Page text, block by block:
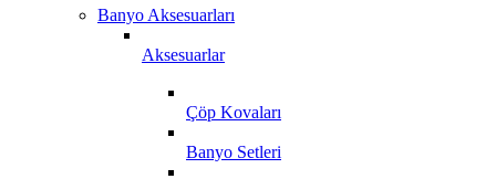
Banyo Aksesuarları
Aksesuarlar
Çöp Kovaları
Banyo Setleri